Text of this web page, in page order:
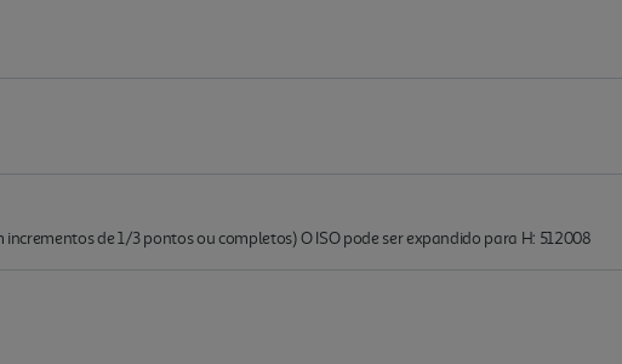
de 1/3 pontos ou completos) O ISO pode ser expandido para H: 512008